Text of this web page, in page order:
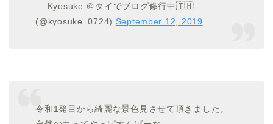
— Kyosuke ＠タイでブログ修行中🇹🇭
(@kyosuke_0724) September 12, 2019
令和1発目から綺麗な景色見させて頂きました。